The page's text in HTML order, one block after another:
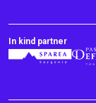
In kind partner